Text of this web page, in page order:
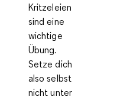
Kritzeleien
sind eine
wichtige
Übung.
Setze dich
also selbst
nicht unter